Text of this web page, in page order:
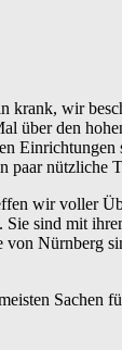
krank, wir
über den
paar nützliche
wir voller
sind mit
Nürnberg